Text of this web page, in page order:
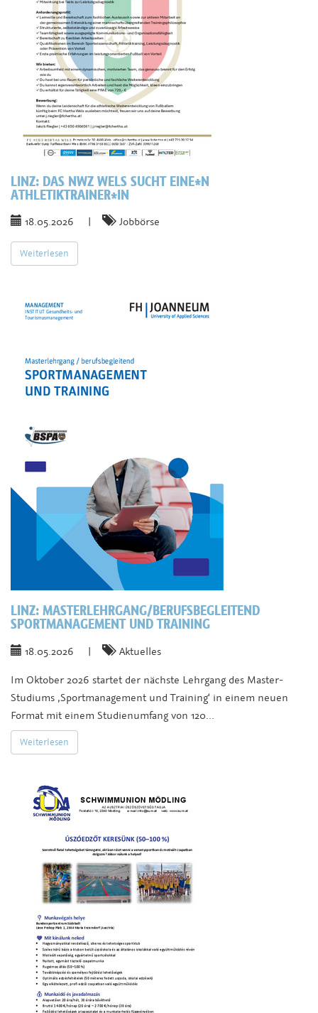
LINZ: DAS NWZ WELS SUCHT EINE*N
ATHLETIKTRAINER*IN
18.05.2026 Jobbörse
Weiterlesen
LINZ:MASTERLEHRGANG/BERUFSBEGLEITEND
SPORTMANAGEMENT UND TRAINING
18.05.2026 | Aktuelles
Im Oktober 2026 startet der nächste Lehrgang des Master-
Studiums ‚Sportmanagement und Training‘ in einem neuen
Format mit einem Studienumfang von 120...
Weiterlesen